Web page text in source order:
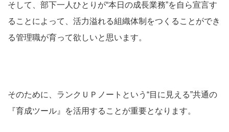
そして、部下一人ひとりが“本日の成長業務”を自ら宣言す
ることによって、活力溢れる組織体制をつくることができ
る管理職が育って欲しいと思います。
そのために、ランクＵＰノートという“目に見える”共通の
『育成ツール』を活用することが重要となります。